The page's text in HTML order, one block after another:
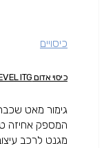
כיסויים
כיסוי אדום IPHONE 8 / 7 – PATCHWORKS LEVEL ITG
גימור מאט
המספק אחיזה
מגנט לרכב